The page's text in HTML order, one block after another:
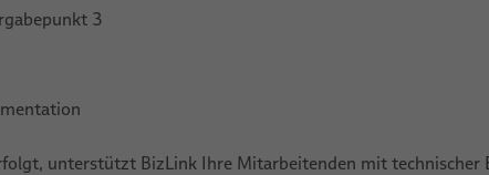
3
unterstützt BizLink Ihre Mitarbeitenden mit technischer